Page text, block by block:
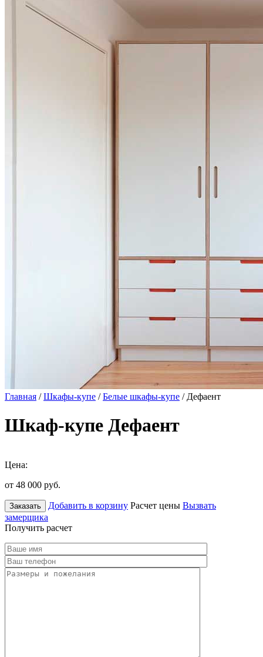
Главная /Шкафы-купе /Белые шкафы-купе / Дефаент
Шкаф-купе Дефаент
Цена:
от 48 000 руб.
Заказать Добавить в корзину Расчет цены Вызвать
замерщика
Получить расчет